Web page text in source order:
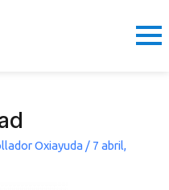
Oxiayuda / 7 abril,